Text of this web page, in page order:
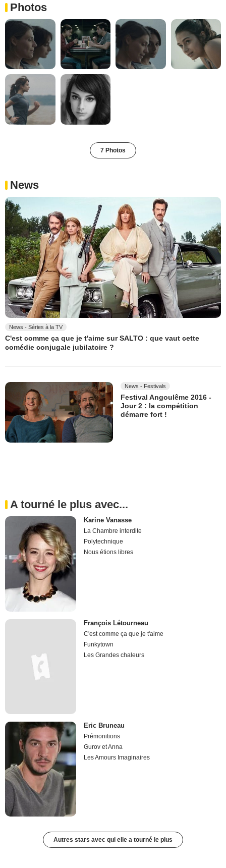
Photos
7 Photos
News
News - Séries à la TV
C'est comme ça que je t'aime sur SALTO : que vaut cette
comédie conjugale jubilatoire ?
News - Festivals
Festival Angoulême 2016 -
Jour 2 : la compétition
démarre fort !
A tourné le plus avec...
Karine Vanasse
La Chambre interdite
Polytechnique
Nous étions libres
François Létourneau
C'est comme ça que je t'aime
Funkytown
Les Grandes chaleurs
Eric Bruneau
Prémonitions
Gurov et Anna
Les Amours Imaginaires
Autres stars avec qui elle a tourné le plus